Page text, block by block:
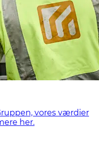
vores værdier
her.